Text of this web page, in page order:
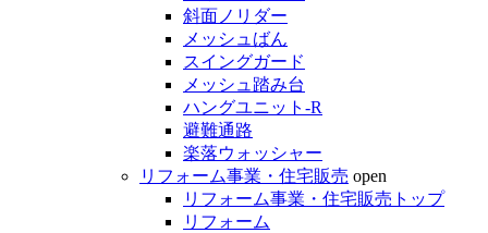
斜面ノリダー
メッシュばん
スイングガード
メッシュ踏み台
ハングユニット-R
避難通路
楽落ウォッシャー
リフォーム事業・住宅販売 open
リフォーム事業・住宅販売トップ
リフォーム